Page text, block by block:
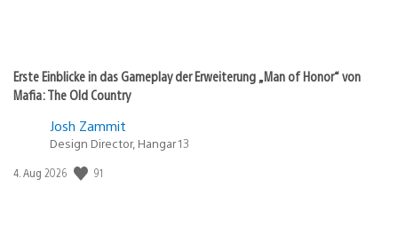
Erste Einblicke in das Gameplay der Erweiterung „Man of Honor“ von
Mafia: The Old Country
Josh Zammit
Design Director, Hangar 13
Veröffentlichungsdatum:
4. Aug 2026 91